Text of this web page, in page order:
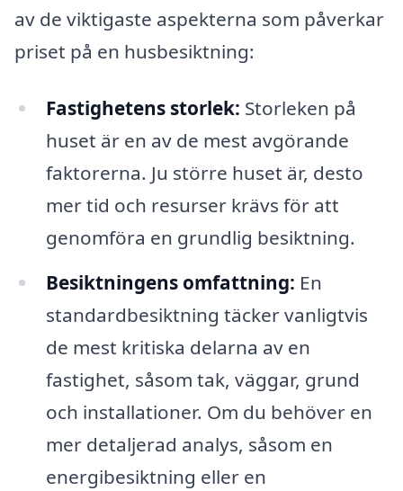
av de viktigaste aspekterna som påverkar
priset på en husbesiktning:
Fastighetens storlek: Storleken på
huset är en av de mest avgörande
faktorerna. Ju större huset är, desto
mer tid och resurser krävs för att
genomföra en grundlig besiktning.
Besiktningens omfattning: En
standardbesiktning täcker vanligtvis
de mest kritiska delarna av en
fastighet, såsom tak, väggar, grund
och installationer. Om du behöver en
mer detaljerad analys, såsom en
energibesiktning eller en